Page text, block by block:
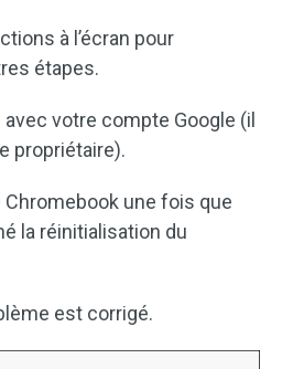
à l’écran pour
étapes.
votre compte Google (il
propriétaire).
une fois que
la réinitialisation du
est corrigé.